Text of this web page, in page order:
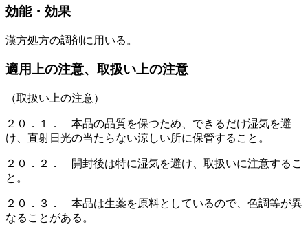
効能・効果
漢方処方の調剤に用いる。
適用上の注意、取扱い上の注意
（取扱い上の注意）
２０．１． 本品の品質を保つため、できるだけ湿気を避
け、直射日光の当たらない涼しい所に保管すること。
２０．２． 開封後は特に湿気を避け、取扱いに注意するこ
と。
２０．３． 本品は生薬を原料としているので、色調等が異
なることがある。